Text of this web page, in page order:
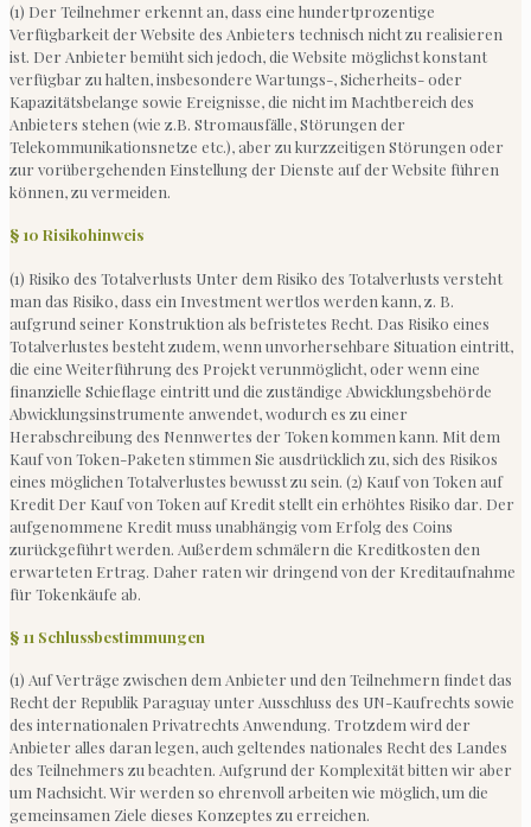
(1) Der Teilnehmer erkennt an, dass eine hundertprozentige
Verfügbarkeit der Website des Anbieters technisch nicht zu realisieren
ist. Der Anbieter bemüht sich jedoch, die Website möglichst konstant
verfügbar zu halten, insbesondere Wartungs-, Sicherheits- oder
Kapazitätsbelange sowie Ereignisse, die nicht im Machtbereich des
Anbieters stehen (wie z.B. Stromausfälle, Störungen der
Telekommunikationsnetze etc.), aber zu kurzzeitigen Störungen oder
zur vorübergehenden Einstellung der Dienste auf der Website führen
können, zu vermeiden.
§ 10 Risikohinweis
(1) Risiko des Totalverlusts Unter dem Risiko des Totalverlusts versteht
man das Risiko, dass ein Investment wertlos werden kann, z. B.
aufgrund seiner Konstruktion als befristetes Recht. Das Risiko eines
Totalverlustes besteht zudem, wenn unvorhersehbare Situation eintritt,
die eine Weiterführung des Projekt verunmöglicht, oder wenn eine
finanzielle Schieflage eintritt und die zuständige Abwicklungsbehörde
Abwicklungsinstrumente anwendet, wodurch es zu einer
Herabschreibung des Nennwertes der Token kommen kann. Mit dem
Kauf von Token-Paketen stimmen Sie ausdrücklich zu, sich des Risikos
eines möglichen Totalverlustes bewusst zu sein. (2) Kauf von Token auf
Kredit Der Kauf von Token auf Kredit stellt ein erhöhtes Risiko dar. Der
aufgenommene Kredit muss unabhängig vom Erfolg des Coins
zurückgeführt werden. Außerdem schmälern die Kreditkosten den
erwarteten Ertrag. Daher raten wir dringend von der Kreditaufnahme
für Tokenkäufe ab.
§ 11 Schlussbestimmungen
(1) Auf Verträge zwischen dem Anbieter und den Teilnehmern findet das
Recht der Republik Paraguay unter Ausschluss des UN-Kaufrechts sowie
des internationalen Privatrechts Anwendung. Trotzdem wird der
Anbieter alles daran legen, auch geltendes nationales Recht des Landes
des Teilnehmers zu beachten. Aufgrund der Komplexität bitten wir aber
um Nachsicht. Wir werden so ehrenvoll arbeiten wie möglich, um die
gemeinsamen Ziele dieses Konzeptes zu erreichen.